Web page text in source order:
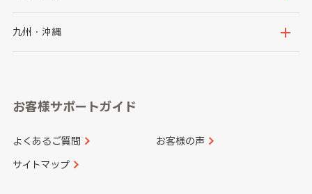
神奈川県
山梨県
愛知県
京都府
和歌山県
鳥取県
山口県
香川県 愛媛県
九州・沖縄
長崎県
大分県 宮崎県
お客様サポートガイド
よくあるご質問 お客様の声
サイトマップ